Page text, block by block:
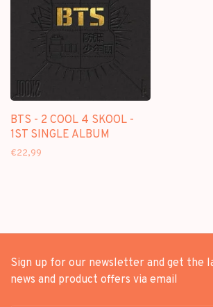
BTS - 2 COOL 4 SKOOL -
1ST SINGLE ALBUM
€22,99
Sign up for our newsletter and get the
news and product offers via email